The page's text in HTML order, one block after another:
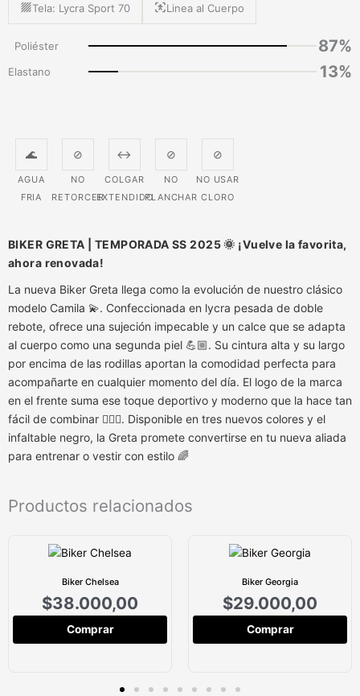
Tela: Lycra Sport 70 Linea al Cuerpo
Poliéster 87%
Elastano 13%
🌊
AGUA
FRIA
⊘
NO
RETORCER
↔
COLGAR
EXTENDIDO
⊘
NO
PLANCHAR
⊘
NO USAR
CLORO
BIKER GRETA | TEMPORADA SS 2025 🌞 ¡Vuelve la favorita,
ahora renovada!
La nueva Biker Greta llega como la evolución de nuestro clásico
modelo Camila 💫. Confeccionada en lycra pesada de doble
rebote, ofrece una sujeción impecable y un calce que se adapta
al cuerpo como una segunda piel 💪🏼. Su cintura alta y su largo
por encima de las rodillas aportan la comodidad perfecta para
acompañarte en cualquier momento del día. El logo de la marca
en el frente suma ese toque deportivo y moderno que la hace tan
fácil de combinar 🤸🏻‍♀️. Disponible en tres nuevos colores y el
infaltable negro, la Greta promete convertirse en tu nueva aliada
para entrenar o vestir con estilo 🌈
Productos relacionados
Biker Chelsea
$38.000,00
Comprar
Biker Georgia
$29.000,00
Comprar